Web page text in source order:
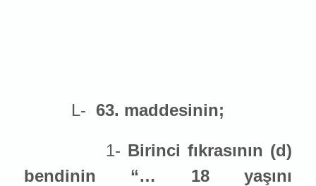
L- 63. maddesinin;
1- Birinci fıkrasının (d)
bendinin “… 18 yaşını